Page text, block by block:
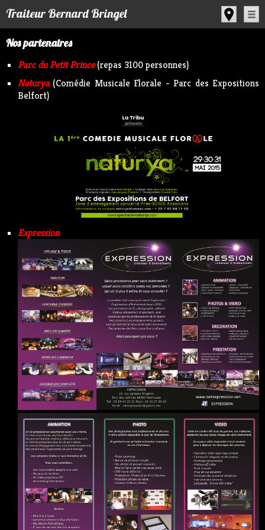
Traiteur Bernard Bringel
Nos partenaires
Parc du Petit Prince(repas 3100 personnes)
Naturya(Comédie Musicale Florale - Parc des Expositions
Belfort)
Expression
Panneau de gestion des cookies